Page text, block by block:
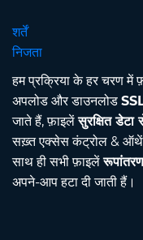
शर्तें
निजता
हम प्रक्रिया के हर चरण में
अपलोड और डाउनलोड
जाते हैं, फ़ाइलेंसुरक्षित डेटा
सख़्त एक्सेस कंट्रोल &
साथ ही सभी फ़ाइलें
अपने-आप हटा दी जाती हैं।